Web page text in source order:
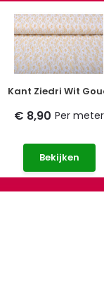
Kant Ziedri Wit
€ 8,90 Per meter
Bekijken